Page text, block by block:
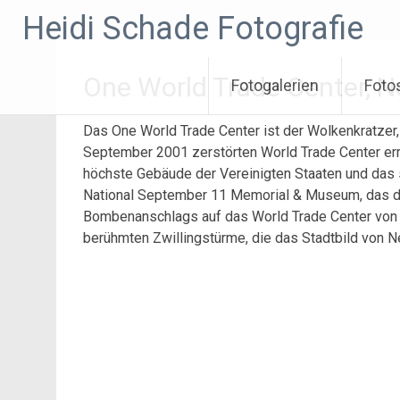
InhaltHeidi Schade Fotografie
Fotogalerien
One World Trade Center,
Das One World Trade Center ist der
September 2001 zerstörten World Trade Center
höchste Gebäude der Vereinigten Staaten und
National September 11 Memorial & Museum,
Bombenanschlags auf das World Trade Center
berühmten Zwillingstürme, die das Stadtbild von